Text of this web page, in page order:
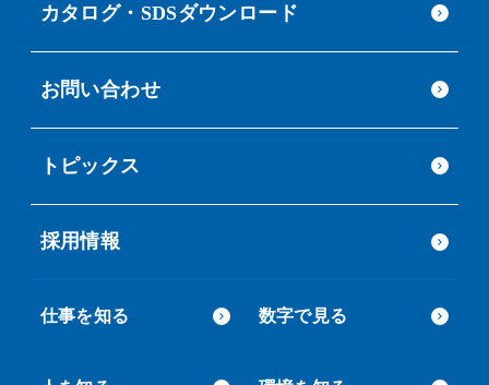
カタログ・SDSダウンロード
お問い合わせ
トピックス
採用情報
仕事を知る 数字で見る